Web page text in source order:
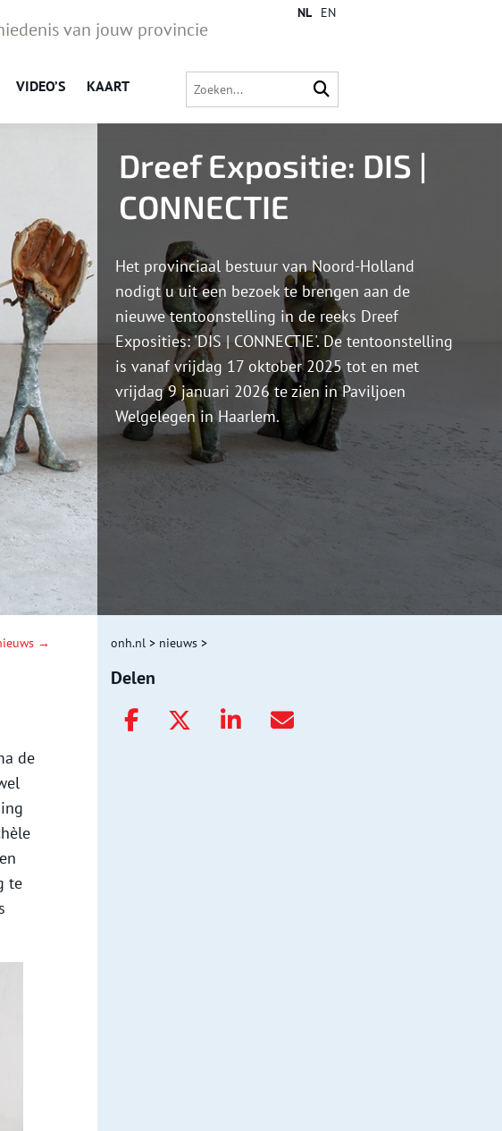
van jouw provincie
VIDEO’S KAART
NL EN
Dreef Expositie: DIS |
CONNECTIE
Het provinciaal bestuur van Noord-Holland
nodigt u uit een bezoek te brengen aan de
nieuwe tentoonstelling in de reeks Dreef
Exposities: 'DIS | CONNECTIE'. De tentoonstelling
is vanaf vrijdag 17 oktober 2025 tot en met
vrijdag 9 januari 2026 te zien in Paviljoen
Welgelegen in Haarlem.
→
de
te
onh.nl > nieuws >
Delen